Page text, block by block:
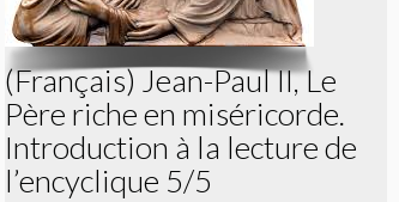
(Français) Jean-Paul II, Le
Père riche en miséricorde.
Introduction à la lecture de
l’encyclique 5/5